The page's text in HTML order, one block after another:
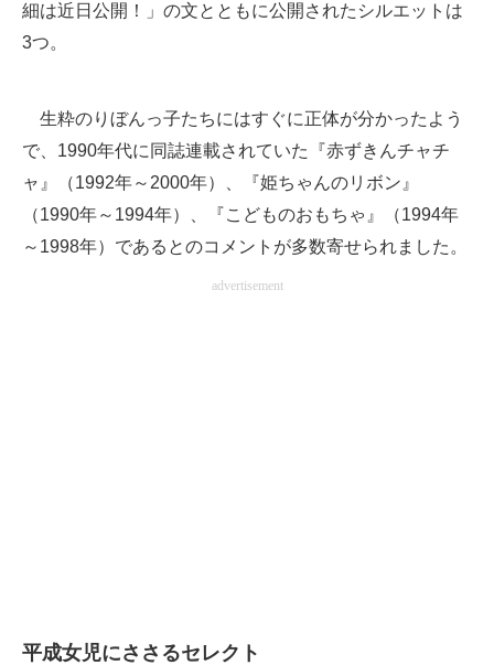
細は近日公開！」の文とともに公開されたシルエットは
3つ。
生粋のりぼんっ子たちにはすぐに正体が分かったよう
で、1990年代に同誌連載されていた『赤ずきんチャチ
ャ』（1992年～2000年）、『姫ちゃんのリボン』
（1990年～1994年）、『こどものおもちゃ』（1994年
～1998年）であるとのコメントが多数寄せられました。
advertisement
平成女児にささるセレクト